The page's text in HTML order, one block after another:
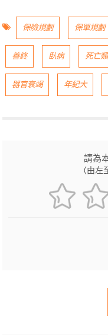
保險規劃 保單規劃
善終 臥病 死亡
器官衰竭 年紀大
請為
（由左